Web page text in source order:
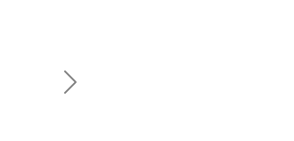
Next